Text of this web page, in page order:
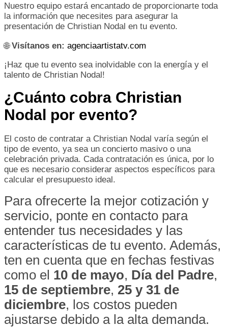
Nuestro equipo estará encantado de proporcionarte toda
la información que necesites para asegurar la
presentación de Christian Nodal en tu evento.
🌐Visítanos en: agenciaartistatv.com
¡Haz que tu evento sea inolvidable con la energía y el
talento de Christian Nodal!
¿Cuánto cobra Christian
Nodal por evento?
El costo de contratar a Christian Nodal varía según el
tipo de evento, ya sea un concierto masivo o una
celebración privada. Cada contratación es única, por lo
que es necesario considerar aspectos específicos para
calcular el presupuesto ideal.
Para ofrecerte la mejor cotización y
servicio, ponte en contacto para
entender tus necesidades y las
características de tu evento. Además,
ten en cuenta que en fechas festivas
como el 10 de mayo, Día del Padre,
15 de septiembre, 25 y 31 de
diciembre, los costos pueden
ajustarse debido a la alta demanda.